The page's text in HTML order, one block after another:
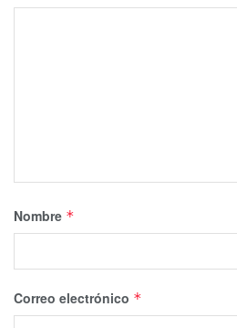
Nombre *
Correo electrónico *